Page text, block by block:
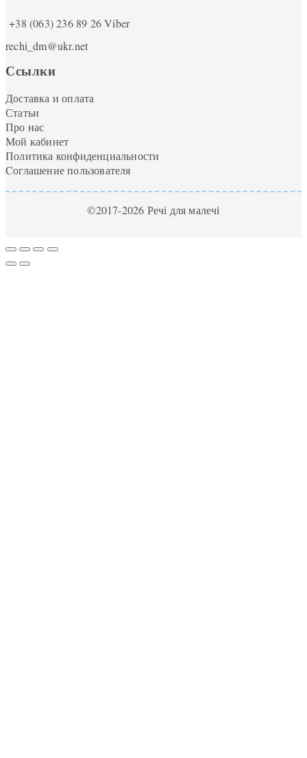
+38 (063) 236 89 26Viber
rechi_dm@ukr.net
Ссылки
Доставка и оплата
Статьи
Про нас
Мой кабинет
Политика конфиденциальности
Cоглашение пользователя
©2017-2026 Речі для малечі